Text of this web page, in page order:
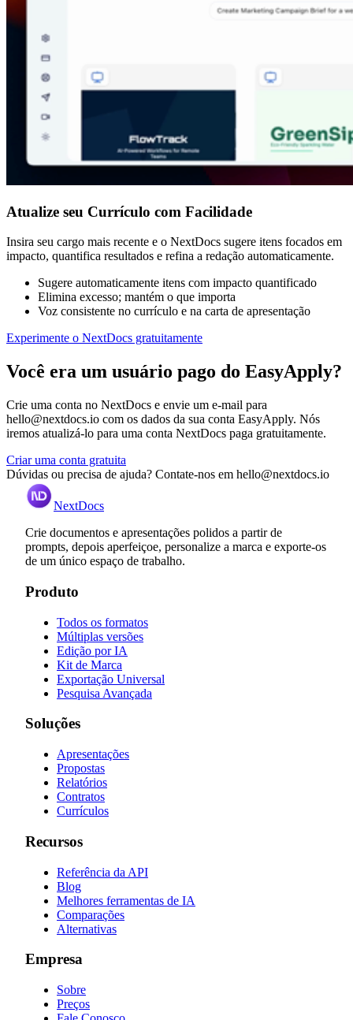
Atualize seu Currículo com Facilidade
Insira seu cargo mais recente e o NextDocs sugere itens focados em
impacto, quantifica resultados e refina a redação automaticamente.
Sugere automaticamente itens com impacto quantificado
Elimina excesso; mantém o que importa
Voz consistente no currículo e na carta de apresentação
Experimente o NextDocs gratuitamente
Você era um usuário pago do EasyApply?
Crie uma conta no NextDocs e envie um e-mail para
hello@nextdocs.io com os dados da sua conta EasyApply. Nós
iremos atualizá-lo para uma conta NextDocs paga gratuitamente.
Criar uma conta gratuita
Dúvidas ou precisa de ajuda? Contate-nos em hello@nextdocs.io
NextDocs
Crie documentos e apresentações polidos a partir de
prompts, depois aperfeiçoe, personalize a marca e exporte-os
de um único espaço de trabalho.
Produto
Todos os formatos
Múltiplas versões
Edição por IA
Kit de Marca
Exportação Universal
Pesquisa Avançada
Soluções
Apresentações
Propostas
Relatórios
Contratos
Currículos
Recursos
Referência da API
Blog
Melhores ferramentas de IA
Comparações
Alternativas
Empresa
Sobre
Preços